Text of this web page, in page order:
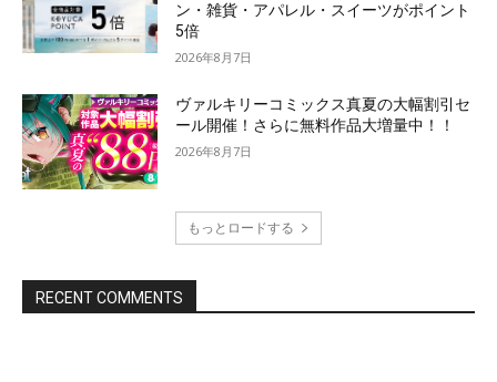
ン・雑貨・アパレル・スイーツがポイント
5倍
2026年8月7日
ヴァルキリーコミックス真夏の大幅割引セ
ール開催！さらに無料作品大増量中！！
2026年8月7日
もっとロードする
RECENT COMMENTS